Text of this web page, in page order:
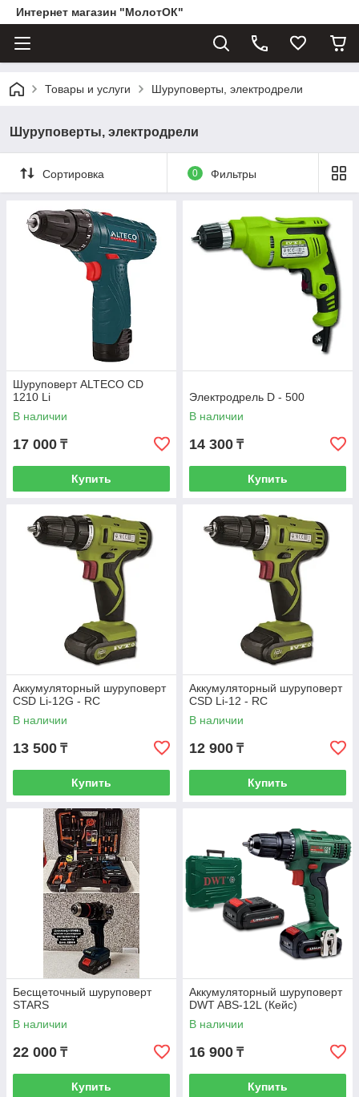
Интернет магазин "МолотОК"
Товары и услуги Шуруповерты, электродрели
Шуруповерты, электродрели
Сортировка 0 Фильтры
Шуруповерт ALTECO CD
1210 Li
В наличии
17 000 ₸
Купить
Электродрель D - 500
В наличии
14 300 ₸
Купить
Аккумуляторный шуруповерт
CSD Li-12G - RC
В наличии
13 500 ₸
Купить
Аккумуляторный шуруповерт
CSD Li-12 - RC
В наличии
12 900 ₸
Купить
Бесщеточный шуруповерт
STARS
В наличии
22 000 ₸
Купить
Аккумуляторный шуруповерт
DWT ABS-12L (Кейс)
В наличии
16 900 ₸
Купить